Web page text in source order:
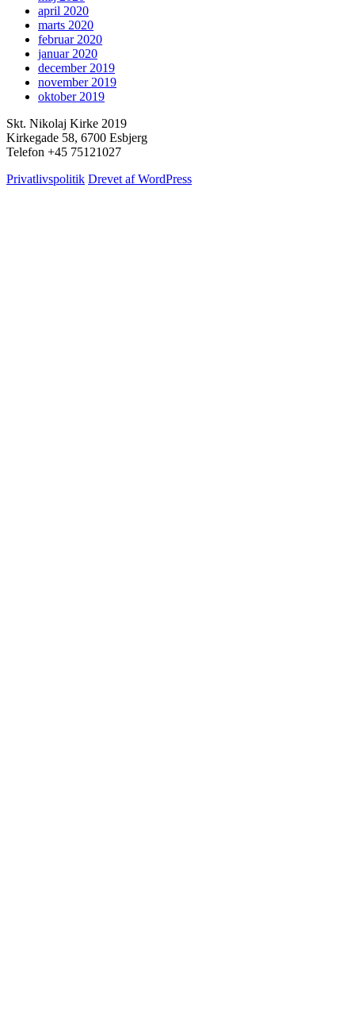
april 2020
marts 2020
februar 2020
januar 2020
december 2019
november 2019
oktober 2019
Skt. Nikolaj Kirke 2019
Kirkegade 58, 6700 Esbjerg
Telefon +45 75121027
Privatlivspolitik Drevet af WordPress